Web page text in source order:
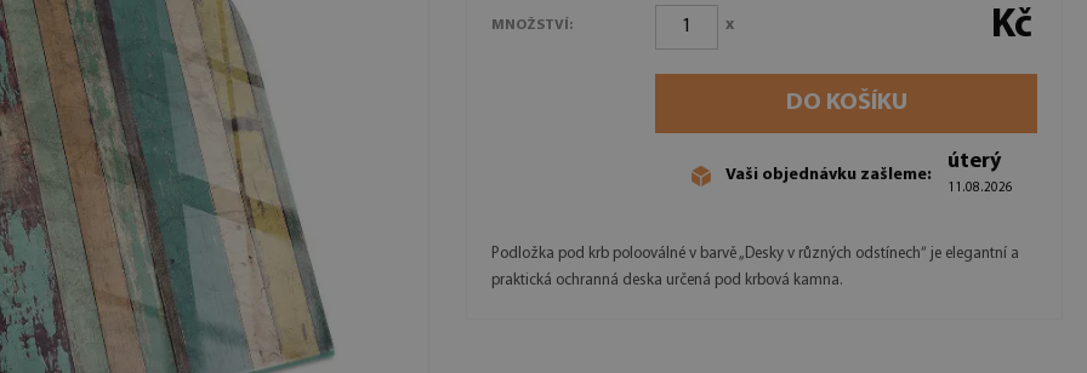
MNOŽSTVÍ: x Kč
DO KOŠÍKU
Vaši objednávku zašleme:
úterý
11.08.2026
Podložka pod krb polooválné v barvě „Desky v různých odstínech“ je elegantní a
praktická ochranná deska určená pod krbová kamna.